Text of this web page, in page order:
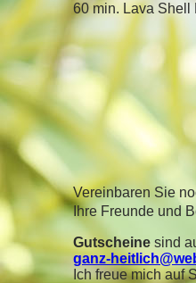
60 min. Lava Shell
Vereinbaren Sie
Ihre Freunde und
Gutscheine sind
ganz-
Ich freue mich auf